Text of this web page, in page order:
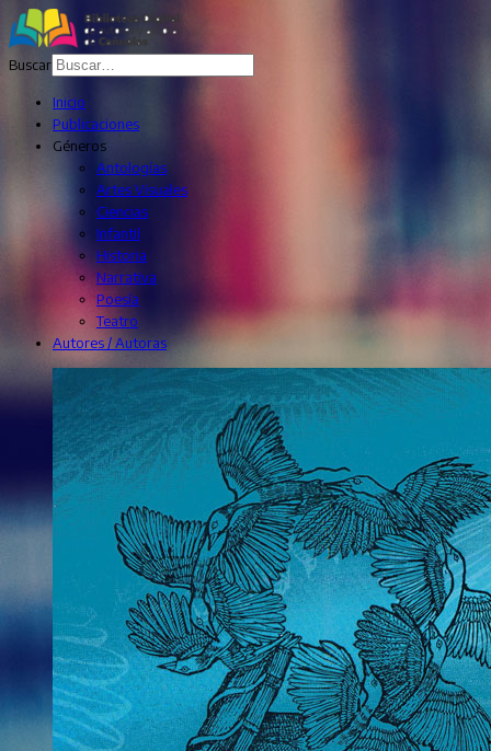
Buscar
Inicio
Publicaciones
Géneros
Antologías
Artes Visuales
Ciencias
Infantil
Historia
Narrativa
Poesía
Teatro
Autores / Autoras